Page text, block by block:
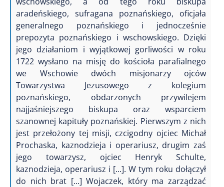
aradeńskiego, sufragana poznańskiego, oficjała
generalnego poznańskiego i jednocześnie
prepozyta poznańskiego i wschowskiego. Dzięki
jego działaniom i wyjątkowej gorliwości w roku
1722 wysłano na misję do kościoła parafialnego
we Wschowie dwóch misjonarzy ojców
Towarzystwa Jezusowego z kolegium
poznańskiego, obdarzonych przywilejem
najjaśniejszego biskupa oraz wsparciem
szanownej kapituły poznańskiej. Pierwszym z nich
jest przełożony tej misji, czcigodny ojciec Michał
Prochaska, kaznodzieja i operariusz, drugim zaś
jego towarzysz, ojciec Henryk Schulte,
kaznodzieja, operariusz i [...]. W tym roku dołączył
do nich brat [...] Wojaczek, który ma zarządzać